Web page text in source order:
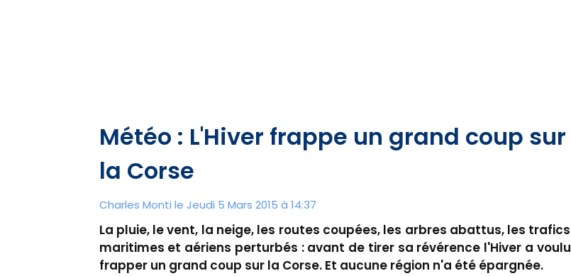
Météo : L'Hiver frappe un grand coup sur
la Corse
Charles Monti le Jeudi 5 Mars 2015 à 14:37
La pluie, le vent, la neige, les routes coupées, les arbres abattus, les trafics
maritimes et aériens perturbés : avant de tirer sa révérence l'Hiver a voulu
frapper un grand coup sur la Corse. Et aucune région n'a été épargnée.